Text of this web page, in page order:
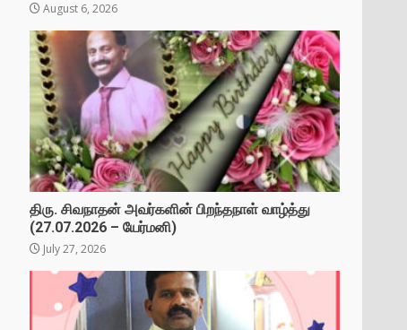
August 6, 2026
திரு. சிவநாதன் அவர்களின் பிறந்தநாள் வாழ்த்து
(27.07.2026 – யேர்மனி)
July 27, 2026